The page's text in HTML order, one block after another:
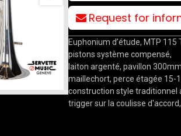
Request for
Euphonium d’étude, MTP 115
pistons système compensé,
laiton argenté, pavillon
maillechort, perce étagée 15-
construction style traditionnel
trigger sur la coulisse